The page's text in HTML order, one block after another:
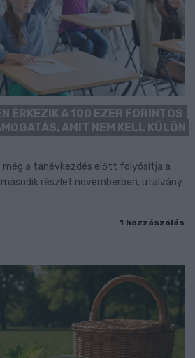
ÉRKEZIK A 100 EZER FORINTOS
AMIT NEM KELL KÜLÖN
a tanévkezdés előtt folyósítja a
részlet novemberben, utalvány
1 hozzászólás